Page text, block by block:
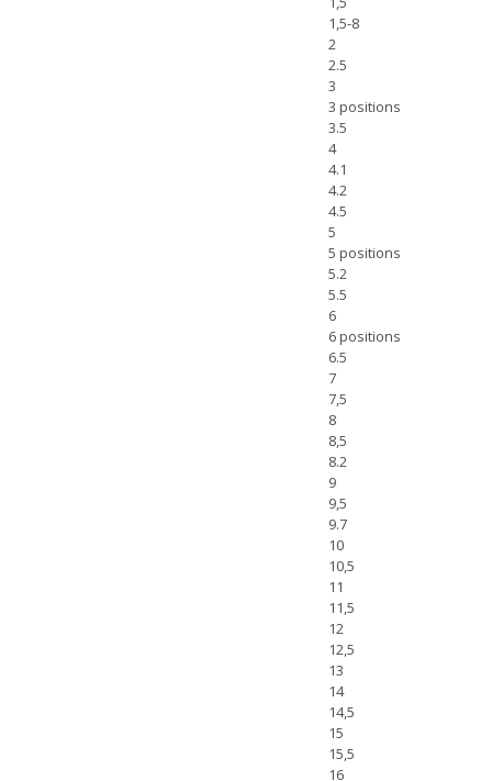
1,5-8
2
2.5
3
3 positions
3.5
4
4.1
4.2
4.5
5
5 positions
5.2
5.5
6
6 positions
6.5
7
7,5
8
8,5
8.2
9
9,5
9.7
10
10,5
11
11,5
12
12,5
13
14
14,5
15
15,5
16